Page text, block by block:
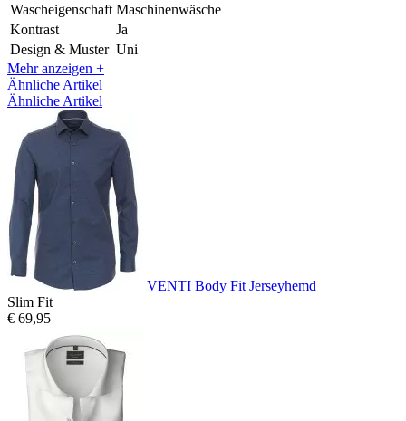
Wascheigenschaft Maschinenwäsche
Kontrast
Ja
Design & Muster Uni
Mehr anzeigen +
Ähnliche Artikel
Ähnliche Artikel
VENTI Body Fit Jerseyhemd
Slim Fit
€ 69,95